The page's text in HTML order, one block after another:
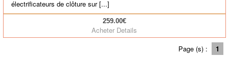
électrificateurs de clôture sur [...]
259.00€
Acheter Details
Page (s) :
1